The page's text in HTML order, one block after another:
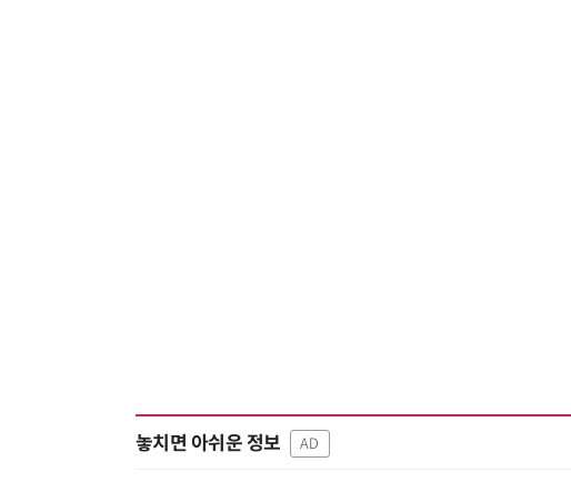
놓치면 아쉬운 정보 AD